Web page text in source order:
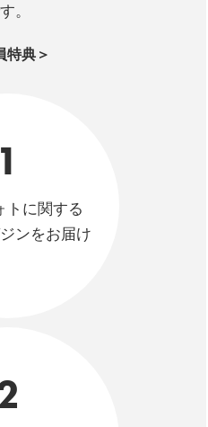
。
特典＞
1
トに関する
ンをお届け